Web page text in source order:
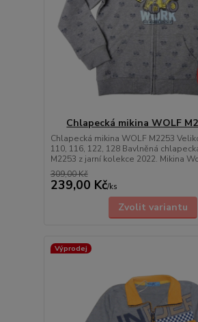
Chlapecká mikina WOLF
Chlapecká mikina WOLF M2253
110, 116, 122, 128 Bavlněná
M2253 z jarní kolekce 2022. Mikina
309,00 Kč
239,00 Kč/ks
Zvolit variantu
Výprodej